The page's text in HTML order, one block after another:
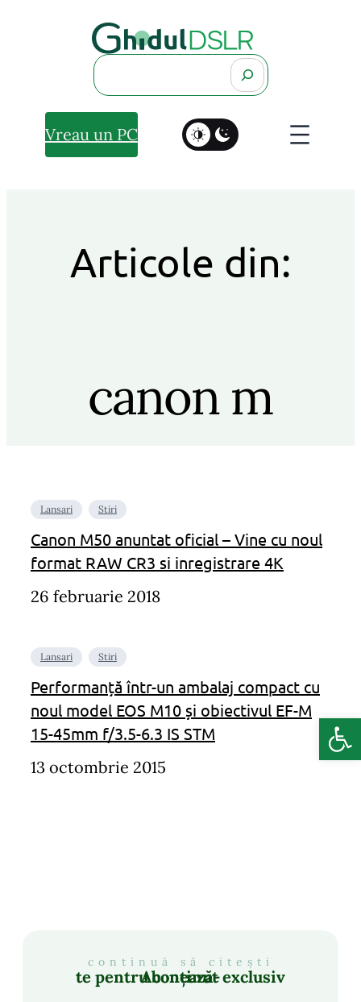
Search
Vreau un PC
Articole din:
canon m
Lansari Stiri
Canon M50 anuntat oficial – Vine cu noul
format RAW CR3 si inregistrare 4K
26 februarie 2018
Lansari Stiri
Performanță într-un ambalaj compact cu
noul model EOS M10 și obiectivul EF-M
15-45mm f/3.5-6.3 IS STM
13 octombrie 2015
continuă să citești
Abonează-te pentru conținut exclusiv